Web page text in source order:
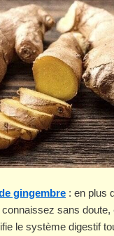
gingembre : en plus
sans doute,
le système digestif